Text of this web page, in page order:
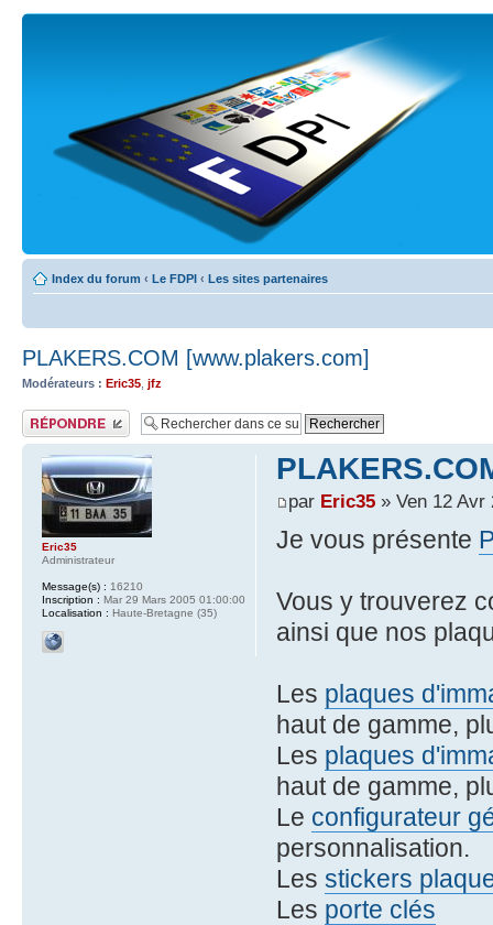
Index du forum ‹ Le FDPI ‹ Les sites partenaires
PLAKERS.COM [www.plakers.com]
Modérateurs : Eric35 jfz
Publier une réponse
par Eric35» Ven 12 Avr
Je vous présente
Vous y trouverez
ainsi que nos
Les plaques
haut de gamme,
Les plaques
haut de gamme,
Le configurateur
personnalisation.
Les stickers
Les porte clés
Eric35
Administrateur
Message(s) : 16210
Inscription : Mar 29 Mars 2005 01:00:00
Localisation : Haute-Bretagne (35)